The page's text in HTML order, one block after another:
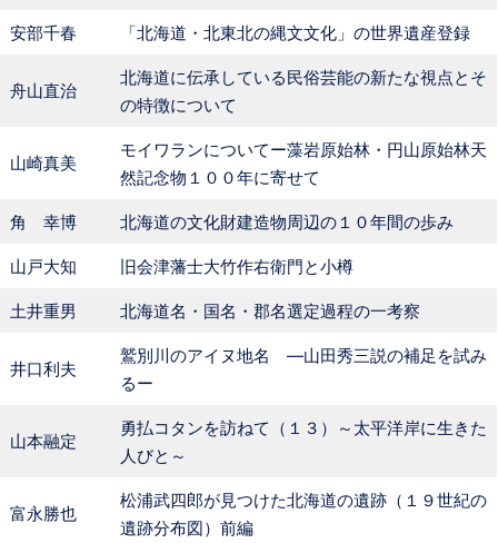
安部千春 「北海道・北東北の縄文文化」の世界遺産登録
舟山直治
北海道に伝承している民俗芸能の新たな視点とそ
の特徴について
山崎真美
モイワランについてー藻岩原始林・円山原始林天
然記念物１００年に寄せて
角 幸博 北海道の文化財建造物周辺の１０年間の歩み
山戸大知 旧会津藩士大竹作右衛門と小樽
土井重男 北海道名・国名・郡名選定過程の一考察
井口利夫
鷲別川のアイヌ地名 ―山田秀三説の補足を試み
るー
山本融定
勇払コタンを訪ねて（１３）～太平洋岸に生きた
人びと～
富永勝也
松浦武四郎が見つけた北海道の遺跡（１９世紀の
遺跡分布図）前編